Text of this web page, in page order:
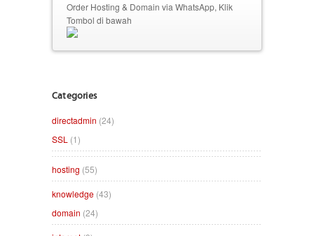
Order Hosting & Domain via WhatsApp, Klik
Tombol di bawah
Categories
directadmin (24)
SSL (1)
hosting (55)
knowledge (43)
domain (24)